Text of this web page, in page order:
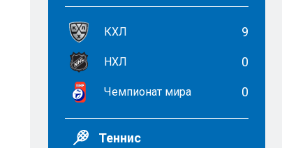
КХЛ 9
НХЛ 0
Чемпионат мира 0
Теннис